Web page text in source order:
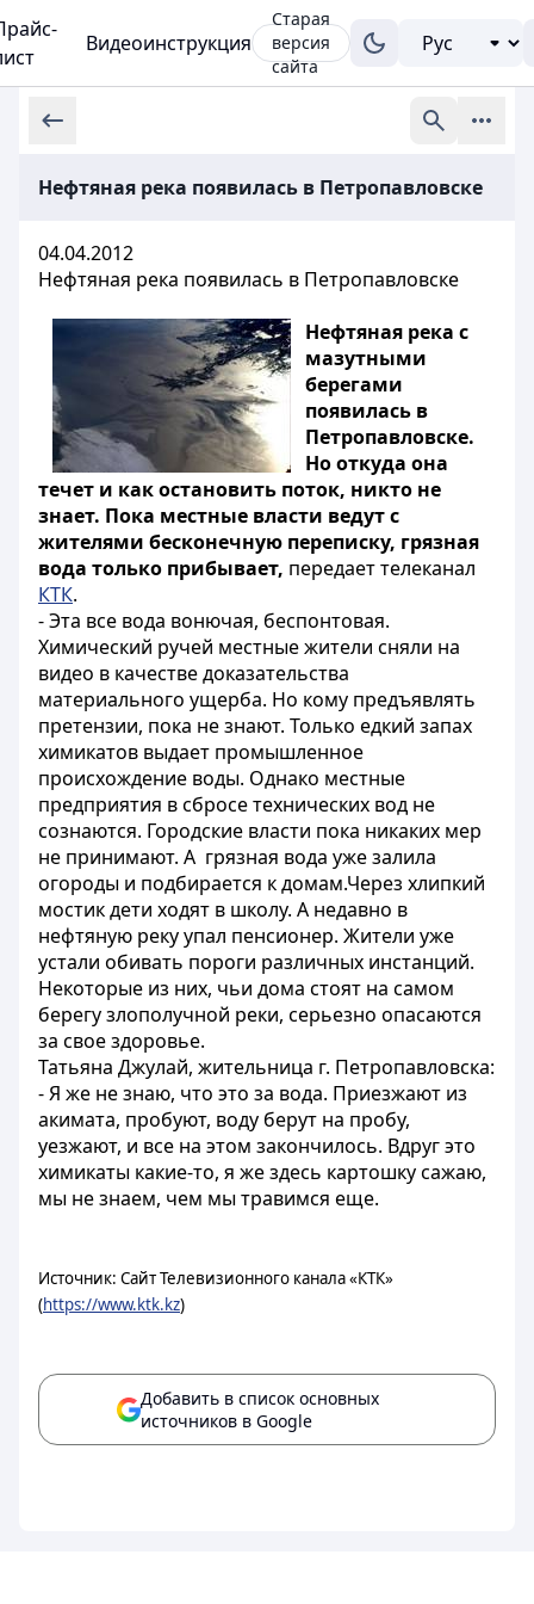
Видеоинструкция
Старая
версия
сайта
Нефтяная река появилась в Петропавловске
04.04.2012
Нефтяная река появилась в Петропавловске
Нефтяная река с
мазутными
берегами
появилась в
Петропавловске.
Но откуда она
течет и как остановить поток, никто не
знает. Пока местные власти ведут с
жителями бесконечную переписку, грязная
вода только прибывает, передает телеканал
КТК.
- Эта все вода вонючая, беспонтовая.
Химический ручей местные жители сняли на
видео в качестве доказательства
материального ущерба. Но кому предъявлять
претензии, пока не знают. Только едкий запах
химикатов выдает промышленное
происхождение воды. Однако местные
предприятия в сбросе технических вод не
сознаются. Городские власти пока никаких мер
не принимают. А грязная вода уже залила
огороды и подбирается к домам.Через хлипкий
мостик дети ходят в школу. А недавно в
нефтяную реку упал пенсионер. Жители уже
устали обивать пороги различных инстанций.
Некоторые из них, чьи дома стоят на самом
берегу злополучной реки, серьезно опасаются
за свое здоровье.
Татьяна Джулай, жительница г. Петропавловска:
- Я же не знаю, что это за вода. Приезжают из
акимата, пробуют, воду берут на пробу,
уезжают, и все на этом закончилось. Вдруг это
химикаты какие-то, я же здесь картошку сажаю,
мы не знаем, чем мы травимся еще.
Источник: Сайт Телевизионного канала «КТК»
(https://www.ktk.kz)
Добавить в список основных
источников в Google